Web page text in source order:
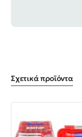
Σχετικά προϊόντα